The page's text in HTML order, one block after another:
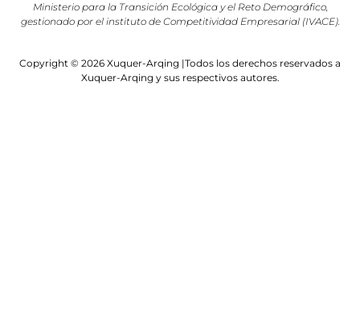
Ministerio para la Transición Ecológica y el Reto Demográfico,
gestionado por el instituto de Competitividad Empresarial (IVACE).
Copyright © 2026 Xuquer-Arqing |Todos los derechos reservados a
Xuquer-Arqing y sus respectivos autores.